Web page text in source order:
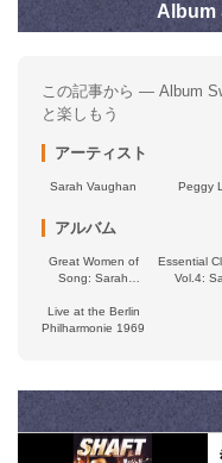
Album
この記事から — Album
と楽しもう
アーティスト
Sarah Vaughan Peggy
アルバム
Great Women of
Song: Sarah
Essential
Vol.4:
Live at the Berlin
Philharmonie 1969